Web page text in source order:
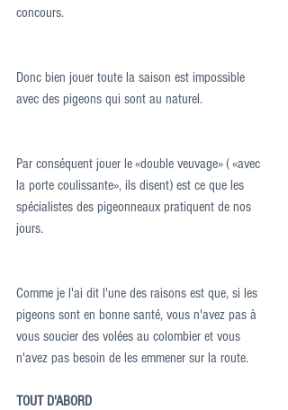
concours.
Donc bien jouer toute la saison est impossible
avec des pigeons qui sont au naturel.
Par conséquent jouer le «double veuvage» ( «avec
la porte coulissante», ils disent) est ce que les
spécialistes des pigeonneaux pratiquent de nos
jours.
Comme je l'ai dit l'une des raisons est que, si les
pigeons sont en bonne santé, vous n'avez pas à
vous soucier des volées au colombier et vous
n'avez pas besoin de les emmener sur la route.
TOUT D'ABORD